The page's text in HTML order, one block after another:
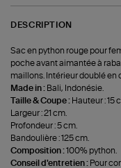
DESCRIPTION
Sac en python rouge pour
poche avant aimantée à
maillons. Intérieur doublé en
Made in : Bali, Indonésie.
Taille & Coupe : Hauteur : 15
Largeur : 21 cm.
Profondeur : 5 cm.
Bandoulière : 125 cm.
Composition :100% python.
Conseil d'entretien : Pour